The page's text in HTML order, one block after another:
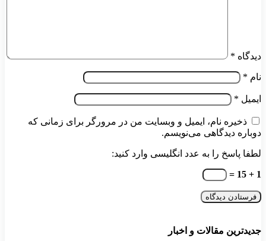
دیدگاه *
نام *
ایمیل *
ذخیره نام، ایمیل و وبسایت من در مرورگر برای زمانی که
دوباره دیدگاهی می‌نویسم.
لطفا پاسخ را به عدد انگلیسی وارد کنید:
1 + 15 =
جدیدترین مقالات و اخبار